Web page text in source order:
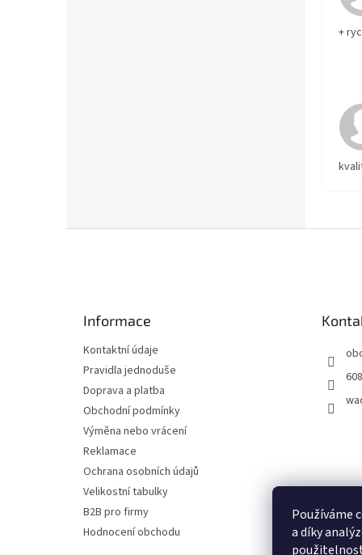
Používáme
a díky
+
Informace
Kontaktní údaje
Pravidla jednoduše
Doprava a platba
Obchodní podmínky
Výměna nebo vrácení
Reklamace
Ochrana osobních údajů
Velikostní tabulky
B2B pro firmy
Hodnocení obchodu